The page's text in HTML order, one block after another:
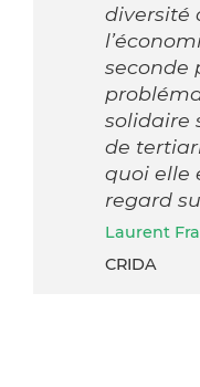
diversité
seconde
solidaire
de
quoi elle
regard
Laurent
CRIDA